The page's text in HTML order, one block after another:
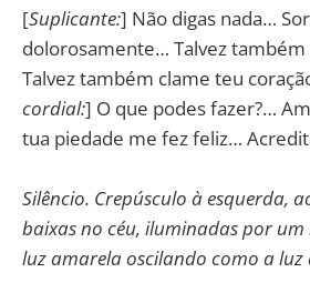
[Suplicante:] Não digas nada…
dolorosamente… Talvez
Talvez também clame teu
cordial:] O que podes fazer?…
tua piedade me fez feliz…
Silêncio. Crepúsculo à esquerda,
baixas no céu, iluminadas por
luz amarela oscilando como a luz